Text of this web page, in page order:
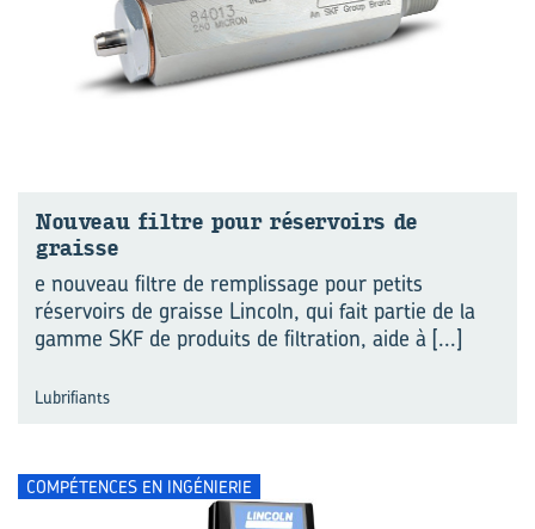
Nou­veau filtre pour ré­ser­voirs de
graisse
e nouveau filtre de remplissage pour petits
réservoirs de graisse Lincoln, qui fait partie de la
gamme SKF de produits de filtration, aide à [...]
Lubrifiants
COMPÉTENCES EN INGÉNIERIE